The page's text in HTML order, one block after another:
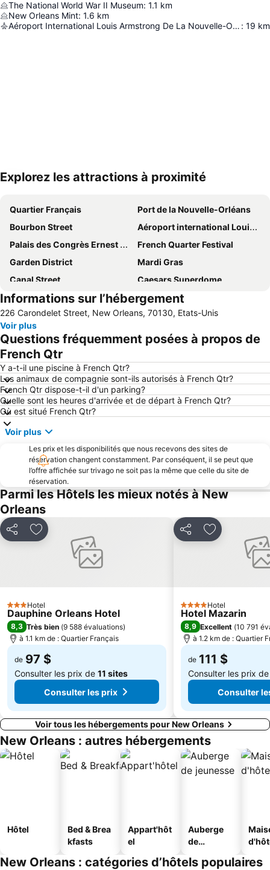
The National World War II Museum: 1.1 km
New Orleans Mint: 1.6 km
Aéroport International Louis Armstrong De La Nouvelle-Orléans : 19 km
Explorez les attractions à proximité
Quartier Français
Port de la Nouvelle-Orléans
Bourbon Street
Aéroport international Louis Armstrong de La Nouvelle-Orléans
Palais des Congrès Ernest N Morial de la Nouvelle-Orléans
French Quarter Festival
Garden District
Mardi Gras
Canal Street
Caesars Superdome
Lakefront Airport
Terminal des Passagers de New Orleans Union
Faubourg Marigny
Royal Street
French Market
Magazine Street
Benson Field at Yulman Stadium
Riverwalk Marketplace
ANNUAL SIX SIGMA AND BUSINESS IMPROVEMENT IN HEALTHCARE SUMMIT
Jackson Brewery
Audubon Zoo
Louisiana Supreme Court
Cathédrale Saint-Louis
VISION - INTERNATIONAL WINDOW COVERINGS EXPO (IWCE)
The Algiers Ferry
Lake Pontchartrain Causeway Bridge
Informations sur l’hébergement
226 Carondelet Street, New Orleans, 70130, Etats-Unis
Voir plus
Questions fréquemment posées à propos de
French Qtr
Y a-t-il une piscine à French Qtr?
Les animaux de compagnie sont-ils autorisés à French Qtr?
French Qtr dispose-t-il d'un parking?
Quelle sont les heures d'arrivée et de départ à French Qtr?
Où est situé French Qtr?
Voir plus
Les prix et les disponibilités que nous recevons des sites de
réservation changent constamment. Par conséquent, il se peut que
l’offre affichée sur trivago ne soit pas la même que celle du site de
réservation.
Parmi les Hôtels les mieux notés à New
Orleans
PartagerAjouter à mes favoris
3 Étoiles
Hotel
Dauphine Orleans Hotel
8,3 Très bien (9 588 évaluations)
à 1.1 km de : Quartier Français
de 97 $
Consulter les prix de 11 sites
Consulter les prix
PartagerAjouter à
4 ÉtoilesHotel
Hotel Mazarin
8,9 Excellent (10 791
à 1.2 km de : Quartier
de 111 $
Consulter les prix
Consulter
Voir tous les hébergements pour New Orleans
New Orleans : autres hébergements
Hôtel
Bed & Brea
kfasts
Appart'hôt
el
Auberge
de
New Orleans : catégories d’hôtels populaires